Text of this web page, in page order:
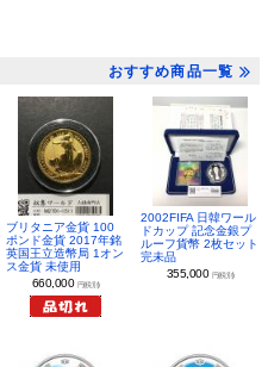
おすすめ商品一覧
ブリタニア金貨 100
ポンド金貨 2017年銘
英国王立造幣局 1オン
ス金貨 未使用
660,000 円(税別)
2002FIFA 日韓ワール
ドカップ 記念金銀プ
ルーフ貨幣 2枚セット
完未品
355,000 円(税別)